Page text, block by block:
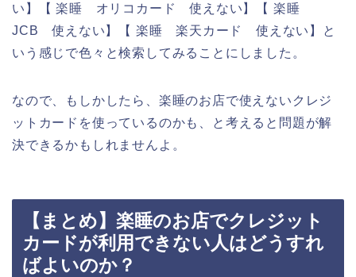
い】【 楽睡 オリコカード 使えない】【 楽睡
JCB 使えない】【 楽睡 楽天カード 使えない】と
いう感じで色々と検索してみることにしました。
なので、もしかしたら、楽睡のお店で使えないクレジ
ットカードを使っているのかも、と考えると問題が解
決できるかもしれませんよ。
【まとめ】楽睡のお店でクレジット
カードが利用できない人はどうすれ
ばよいのか？